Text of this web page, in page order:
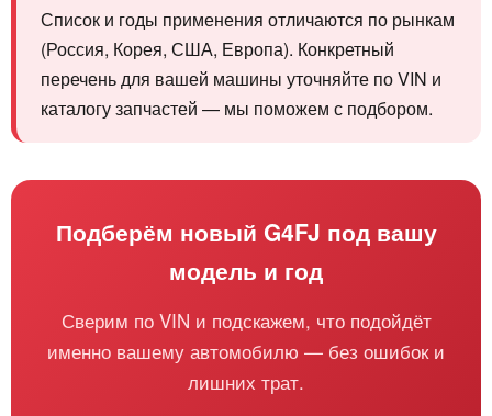
Список и годы применения отличаются по рынкам
(Россия, Корея, США, Европа). Конкретный
перечень для вашей машины уточняйте по VIN и
каталогу запчастей — мы поможем с подбором.
Подберём новый G4FJ под вашу
модель и год
Сверим по VIN и подскажем, что подойдёт
именно вашему автомобилю — без ошибок и
лишних трат.